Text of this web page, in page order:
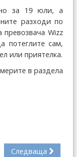
за 19 юли, а
разходи по
Wizz
потеглите сам,
или приятелка.
в раздела
Следваща